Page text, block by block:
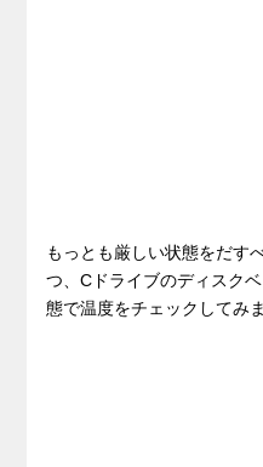
もっとも厳しい状態をだす
つ、Cドライブのディスク
態で温度をチェックしてみ